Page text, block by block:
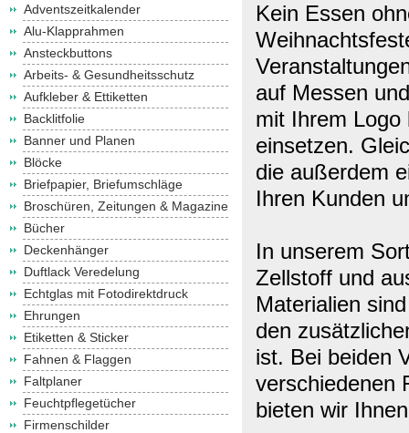
Adventszeitkalender
Alu-Klapprahmen
Ansteckbuttons
Arbeits- & Gesundheitsschutz
Aufkleber & Ettiketten
Backlitfolie
Banner und Planen
Blöcke
Briefpapier, Briefumschläge
Broschüren, Zeitungen & Magazine
Bücher
Deckenhänger
Duftlack Veredelung
Echtglas mit Fotodirektdruck
Ehrungen
Etiketten & Sticker
Fahnen & Flaggen
Faltplaner
Feuchtpflegetücher
Firmenschilder
Kein Essen
auf Messen
mit Ihrem Logo
einsetzen.
die außerdem
Ihren Kunden
In unserem
Zellstoff und
Materialien
den
ist. Bei beiden
verschiedenen
bieten wir